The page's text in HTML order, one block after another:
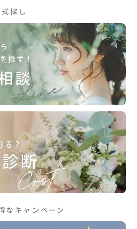
探し
なキャンペーン